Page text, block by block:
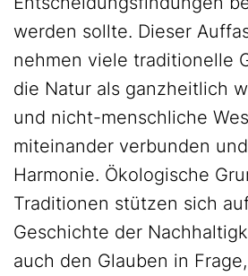
werden sollte. Dieser
nehmen viele traditionelle
die Natur als ganzheitlich
und nicht-menschliche
miteinander verbunden
Harmonie. Ökologische
Traditionen stützen sich
Geschichte der
auch den Glauben in